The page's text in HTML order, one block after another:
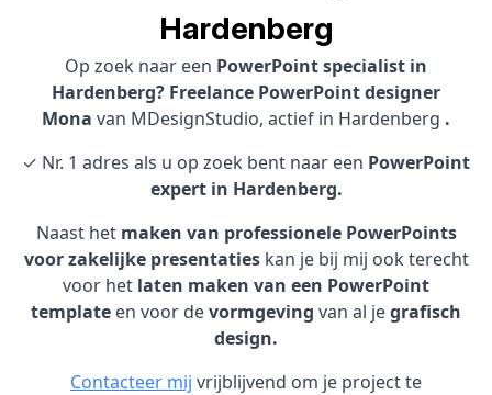
Hardenberg
Op zoek naar een PowerPoint specialist in
Hardenberg? Freelance PowerPoint designer
Mona van MDesignStudio, actief in Hardenberg .
✓ Nr. 1 adres als u op zoek bent naar een PowerPoint
expert in Hardenberg.
Naast het maken van professionele PowerPoints
voor zakelijke presentatieskan je bij mij ook terecht
voor het laten maken van een PowerPoint
template en voor devormgeving van al jegrafisch
design.
Contacteer mij vrijblijvend om je project te